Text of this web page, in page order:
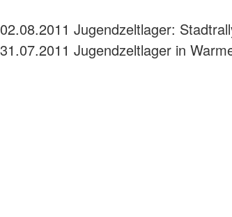
02.08.2011 Jugendzeltlager:
31.07.2011 Jugendzeltlager in